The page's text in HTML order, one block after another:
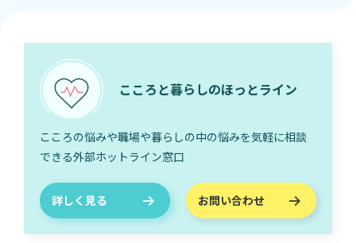
こころと暮らしのほっとライン
こころの悩みや職場や暮らしの中の悩みを気軽に相談
できる外部ホットライン窓口
詳しく見る お問い合わせ